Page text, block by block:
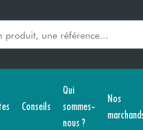
Conseils
Qui
sommes-
nous ?
Nos